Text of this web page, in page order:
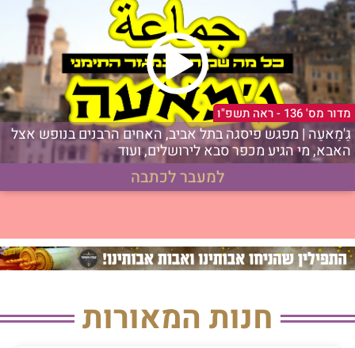
למעבר לכתבה
מדור מס' 136 - ראה תשפ"ו
גַ'מַאעַה | מפגש פיסגה בתל אביב, האחים הרבנים בנופש אצל
האבא, מי הגיע מכפר סבא לירושלים, ועוד
חנות המאורות